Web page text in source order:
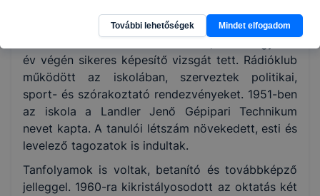
Általános Gépészeti Technikum nevet. Technikusi
év végén sikeres képesítő vizsgát tett. Rádióklub
működött az iskolában, szerveztek politikai,
sport- és szórakoztató rendezvényeket. 1951-ben
az iskola a Landler Jenő Gépipari Technikum
nevet kapta. A tanulói létszám növekedett, esti és
levelező tagozatok is indultak.
Tanfolyamok is voltak, betanító és továbbképző
jelleggel. 1960-ra kikristályosodott az oktatás két
További lehetőségek Mindet elfogadom